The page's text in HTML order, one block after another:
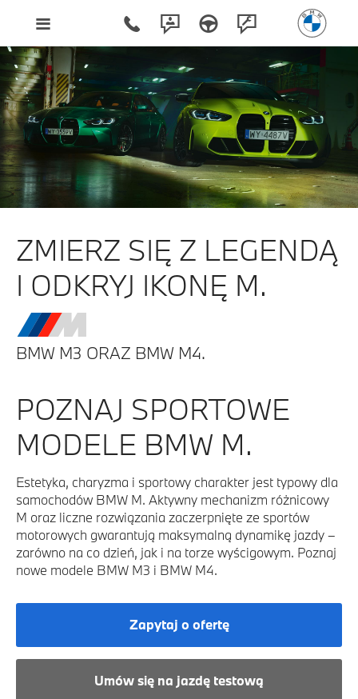
ZMIERZ SIĘ Z LEGENDĄ
I ODKRYJ IKONĘ M.
BMW M3 ORAZ BMW M4.
POZNAJ SPORTOWE
MODELE BMW M.
Estetyka, charyzma i sportowy charakter jest typowy dla
samochodów BMW M. Aktywny mechanizm różnicowy
M oraz liczne rozwiązania zaczerpnięte ze sportów
motorowych gwarantują maksymalną dynamikę jazdy –
zarówno na co dzień, jak i na torze wyścigowym. Poznaj
nowe modele BMW M3 i BMW M4.
Zapytaj o ofertę
Umów się na jazdę testową